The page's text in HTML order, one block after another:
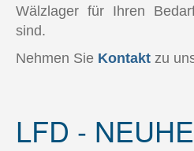
Wälzlager für Ihren
sind.
Nehmen Sie Kontakt zu
LFD -